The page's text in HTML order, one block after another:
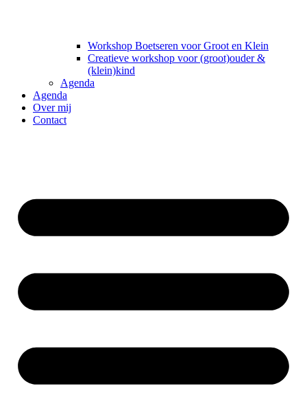
Workshop Boetseren voor Groot en Klein
Creatieve workshop voor (groot)ouder &
(klein)kind
Agenda
Agenda
Over mij
Contact